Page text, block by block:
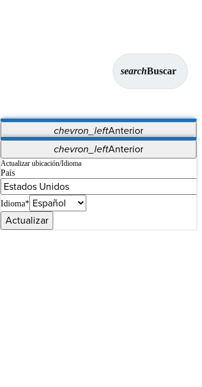
searchBuscar
chevron_leftAnterior
Vet Systems OrthoPedia Patient
Supplier Portal
Synergy Imaging & Resection
chevron_leftAnterior
Actualizar ubicación/Idioma
País
Idioma*
Actualizar